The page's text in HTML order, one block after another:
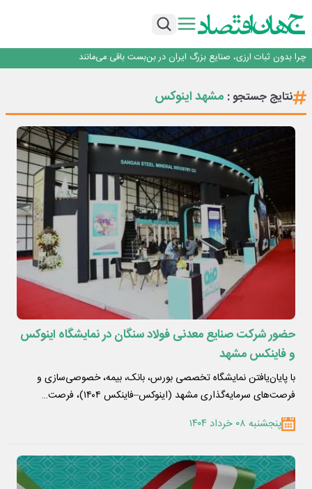
روزنامه ۱۷ مرداد
چرا بدون ثبات ارزی، صنایع بزرگ ایران در بن‌بست باقی می‌مانند
۲ درصد از مشترکان ۱۰ درصد برق خانگی را مصرف می‌کنند!
روزنامه ۱۷ مردادنتایج جستجو : مشهد اینوکس
حضور شرکت صنایع معدنی فولاد سنگان در نمایشگاه اینوکس
و فاینکس مشهد
با پایان‌یافتن نمایشگاه تخصصی بورس، بانک، بیمه، خصوصی‌سازی و
فرصت‌های سرمایه‌گذاری مشهد (اینوکس–فاینکس ۱۴۰۴)، فرصت…
پنجشنبه ۰۸ خرداد ۱۴۰۴